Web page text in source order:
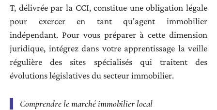
T, délivrée par la CCI, constitue une obligation légale
pour exercer en tant qu'agent immobilier
indépendant. Pour vous préparer à cette dimension
juridique, intégrez dans votre apprentissage la veille
régulière des sites spécialisés qui traitent des
évolutions législatives du secteur immobilier.
Comprendre le marché immobilier local